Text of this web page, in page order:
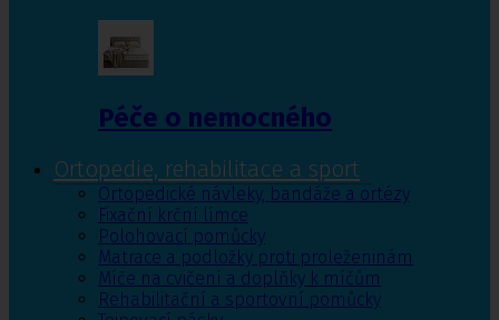
Péče o nemocného
Ortopedie, rehabilitace a sport
Ortopedické návleky, bandáže a ortézy
Fixační krční límce
Polohovací pomůcky
Matrace a podložky proti proleženinám
Míče na cvičení a doplňky k míčům
Rehabilitační a sportovní pomůcky